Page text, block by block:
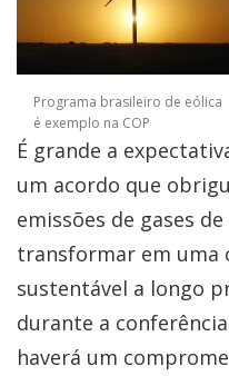
Programa brasileiro de eólica
é exemplo na COP
É grande a
um acordo que
emissões de gases
transformar em uma
sustentável a longo
durante a
haverá um